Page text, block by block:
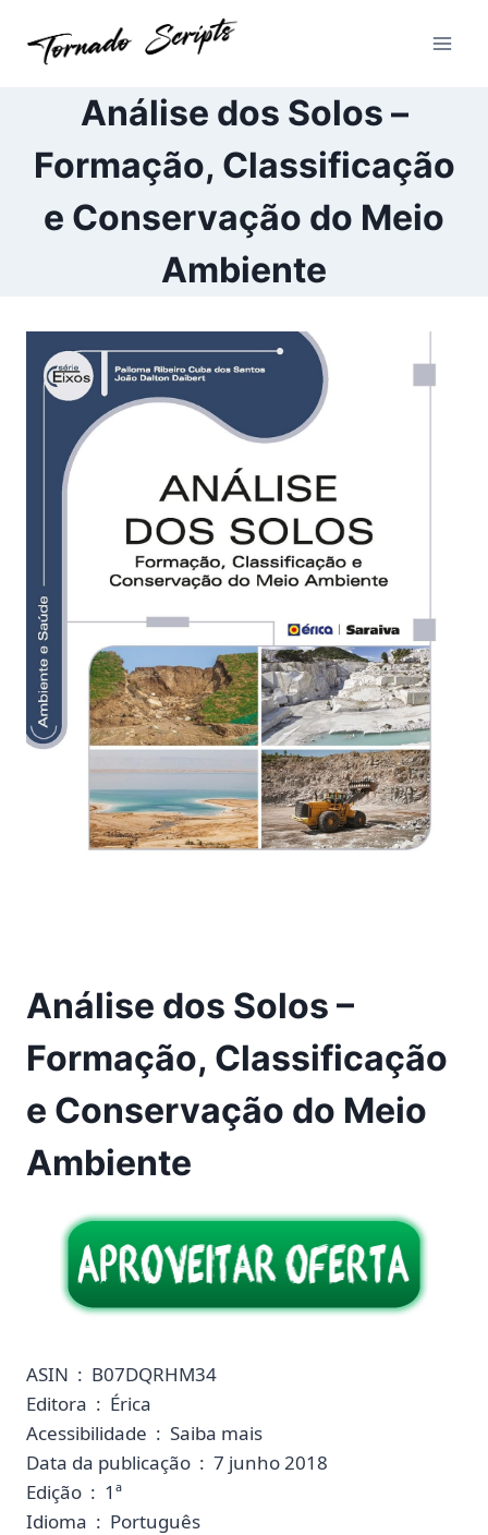
para
Análise dos Solos –
Formação, Classificação
e Conservação do Meio
Ambiente
Análise dos Solos –
Formação, Classificação
e Conservação do Meio
Ambiente
ASIN ‏ : ‎ B07DQRHM34
Editora ‏ : ‎ Érica
Acessibilidade ‏ : ‎ Saiba mais
Data da publicação ‏ : ‎ 7 junho 2018
Edição ‏ : ‎ 1ª
Idioma ‏ : ‎ Português